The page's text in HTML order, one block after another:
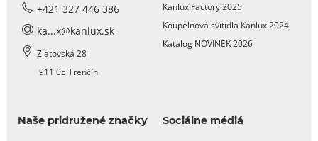
+421 327 446 386
ka...x@kanlux.sk
Zlatovská 28
911 05 Trenčín
Kanlux Factory 2025
Koupelnová svítidla Kanlux 2024
Katalog NOVINEK 2026
Naše pridružené značky Sociálne médiá